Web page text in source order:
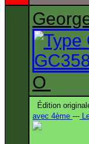
O
Édition
avec 4ème ---